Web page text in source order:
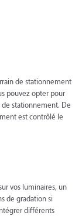
de stationnement
pouvez opter pour
stationnement. De
est contrôlé le
vos luminaires, un
de gradation si
différents